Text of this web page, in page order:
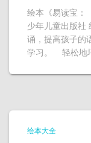
绘本《易读宝：
少年儿童出版社
诵，提高孩子的
学习。 轻松地
绘本大全